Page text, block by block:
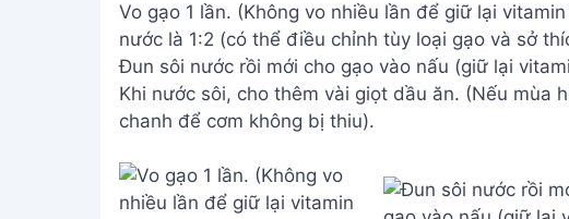
Vo gạo 1 lần. (Không vo nhiều lần để giữ lại vitamin
nước là 1:2 (có thể điều chỉnh tùy loại gạo và sở
Đun sôi nước rồi mới cho gạo vào nấu (giữ lại
Khi nước sôi, cho thêm vài giọt dầu ăn. (Nếu mùa
chanh để cơm không bị thiu).